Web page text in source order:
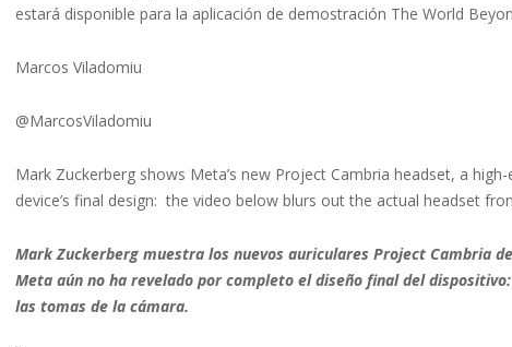
estará disponible para la aplicación de demostración The World
Marcos Viladomiu
@MarcosViladomiu
Mark Zuckerberg shows Meta’s new Project Cambria headset, a
device’s final design: the video below blurs out the actual headset
Mark Zuckerberg muestra los nuevos auriculares Project Cambria
Meta aún no ha revelado por completo el diseño final del
las tomas de la cámara.